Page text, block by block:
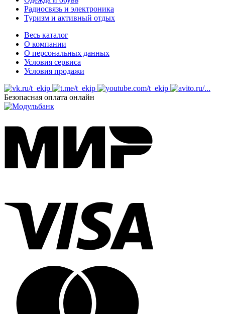
Радиосвязь и электроника
Туризм и активный отдых
Весь каталог
О компании
О персональных данных
Условия сервиса
Условия продажи
Безопасная оплата онлайн